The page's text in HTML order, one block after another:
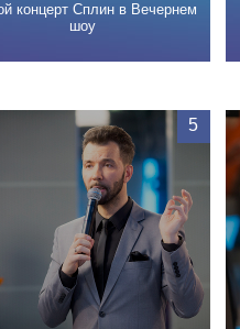
концерт Сплин в Вечернем
шоу
5